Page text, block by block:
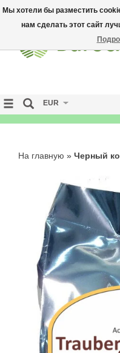
EUR
На главную » Черный
Мы хотели бы разместить
нам сделать этот сайт